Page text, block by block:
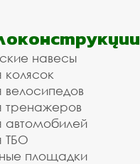
навесы
колясок
велосипедов
тренажеров
автомобилей
ТБО
площадки